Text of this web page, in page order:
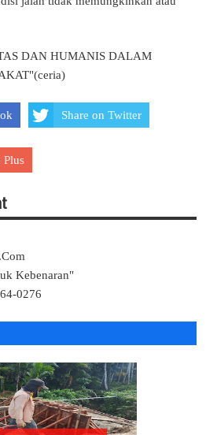
DAN HUMANIS DALAM
Share on Twitter
Plus
Kebenaran"
0276